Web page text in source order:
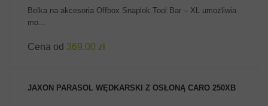
Belka na akcesoria Offbox Snaplok Tool Bar – XL umożliwia
mo...
Cena od 369.00 zł
JAXON PARASOL WĘDKARSKI Z OSŁONĄ CARO 250XB